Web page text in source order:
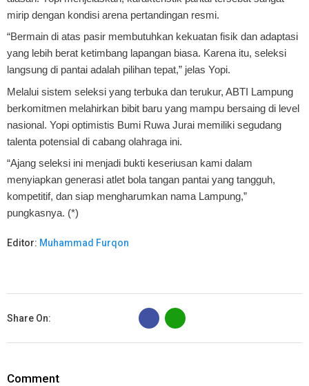
mirip dengan kondisi arena pertandingan resmi.
“Bermain di atas pasir membutuhkan kekuatan fisik dan adaptasi
yang lebih berat ketimbang lapangan biasa. Karena itu, seleksi
langsung di pantai adalah pilihan tepat,” jelas Yopi.
Melalui sistem seleksi yang terbuka dan terukur, ABTI Lampung
berkomitmen melahirkan bibit baru yang mampu bersaing di level
nasional. Yopi optimistis Bumi Ruwa Jurai memiliki segudang
talenta potensial di cabang olahraga ini.
“Ajang seleksi ini menjadi bukti keseriusan kami dalam
menyiapkan generasi atlet bola tangan pantai yang tangguh,
kompetitif, dan siap mengharumkan nama Lampung,”
pungkasnya. (*)
Editor: Muhammad Furqon
Share On:
B
Comment